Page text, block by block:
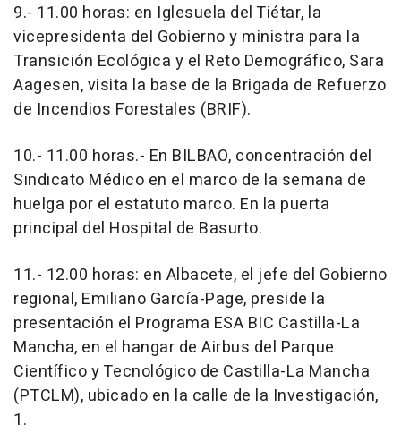
9.- 11.00 horas: en Iglesuela del Tiétar, la
vicepresidenta del Gobierno y ministra para la
Transición Ecológica y el Reto Demográfico, Sara
Aagesen, visita la base de la Brigada de Refuerzo
de Incendios Forestales (BRIF).
10.- 11.00 horas.- En BILBAO, concentración del
Sindicato Médico en el marco de la semana de
huelga por el estatuto marco. En la puerta
principal del Hospital de Basurto.
11.- 12.00 horas: en Albacete, el jefe del Gobierno
regional, Emiliano García-Page, preside la
presentación el Programa ESA BIC Castilla-La
Mancha, en el hangar de Airbus del Parque
Científico y Tecnológico de Castilla-La Mancha
(PTCLM), ubicado en la calle de la Investigación,
1.